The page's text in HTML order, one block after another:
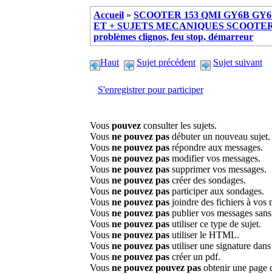
Accueil » SCOOTER 153 QMI GY6B
ET + SUJETS MECANIQUES
problèmes clignos, feu stop, démarreur
Haut Sujet précédent Sujet suivant
S'enregistrer pour participer
Vous pouvez consulter les sujets.
Vous ne pouvez pas débuter un nouveau sujet.
Vous ne pouvez pas répondre aux messages.
Vous ne pouvez pas modifier vos messages.
Vous ne pouvez pas supprimer vos messages.
Vous ne pouvez pas créer des sondages.
Vous ne pouvez pas participer aux sondages.
Vous ne pouvez pas joindre des fichiers à vos
Vous ne pouvez pas publier vos messages
Vous ne pouvez pas utiliser ce type de sujet.
Vous ne pouvez pas utiliser le HTML.
Vous ne pouvez pas utiliser une signature
Vous ne pouvez pas créer un pdf.
Vous ne pouvez pouvez pas obtenir une page